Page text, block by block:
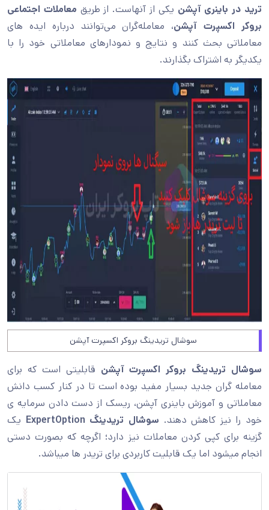
ترید در باینری آپشن یکی از آنهاست. از طریق معاملات اجتماعی
بروکر اکسپرت آپشن، معامله‌گران می‌توانند درباره ایده‌ های
معاملاتی بحث کنند و نتایج و نمودارهای معاملاتی خود را با
یکدیگر به اشتراک بگذارند.
سوشال تریدینگ بروکر اکسپرت آپشن
سوشال تریدینگ بروکر اکسپرت آپشن قابلیتی است که برای
معامله گران جدید بسیار مفید بوده است تا در کنار کسب دانش
معاملاتی و آموزش باینری آپشن، ریسک از دست دادن سرمایه ی
خود را نیز کاهش دهند. سوشال تریدینگ ExpertOption
یک
گزینه برای کپی کردن معاملات نیز دارد؛ اگرچه که بصورت دستی
انجام میشود اما یک قابلیت کاربردی برای تریدر ها میباشد.